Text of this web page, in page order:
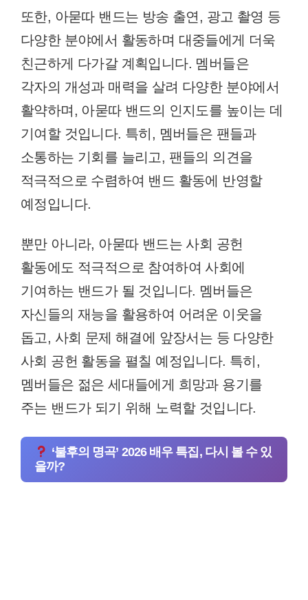
또한, 아묻따 밴드는 방송 출연, 광고 촬영 등
다양한 분야에서 활동하며 대중들에게 더욱
친근하게 다가갈 계획입니다. 멤버들은
각자의 개성과 매력을 살려 다양한 분야에서
활약하며, 아묻따 밴드의 인지도를 높이는 데
기여할 것입니다. 특히, 멤버들은 팬들과
소통하는 기회를 늘리고, 팬들의 의견을
적극적으로 수렴하여 밴드 활동에 반영할
예정입니다.
뿐만 아니라, 아묻따 밴드는 사회 공헌
활동에도 적극적으로 참여하여 사회에
기여하는 밴드가 될 것입니다. 멤버들은
자신들의 재능을 활용하여 어려운 이웃을
돕고, 사회 문제 해결에 앞장서는 등 다양한
사회 공헌 활동을 펼칠 예정입니다. 특히,
멤버들은 젊은 세대들에게 희망과 용기를
주는 밴드가 되기 위해 노력할 것입니다.
‘불후의 명곡’ 2026 배우 특집, 다시 볼 수 있
을까?